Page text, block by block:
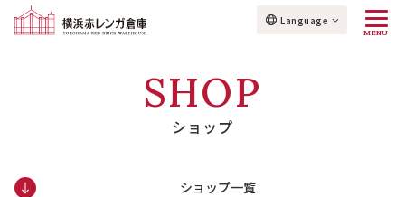
Language
MENU
SHOP
ショップ
ショップ一覧